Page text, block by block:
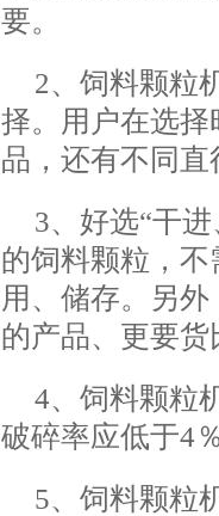
要。
2、饲料颗粒
择。用户在选
品，还有不同直
3、好选“干
的饲料颗粒，
用、储存。另
的产品、更要货
4、饲料颗粒
破碎率应低于
5、饲料颗粒